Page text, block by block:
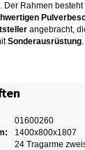
Rahmen
angebracht,
Sonderausrüstung
01600260
1400x800x1807
24 Tragarme